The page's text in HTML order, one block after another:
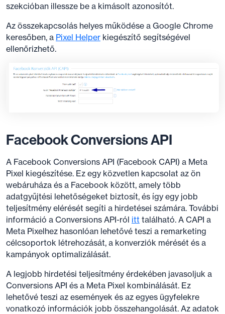
szekcióban illessze be a kimásolt azonosítót.
Az összekapcsolás helyes működése a Google Chrome
keresőben, a Pixel Helper kiegészítő segítségével
ellenőrizhető.
Facebook Conversions API
A Facebook Conversions API (Facebook CAPI) a Meta
Pixel kiegészítése. Ez egy közvetlen kapcsolat az ön
webáruháza és a Facebook között, amely több
adatgyűjtési lehetőségeket biztosít, és így egy jobb
teljesítmény elérését segíti a hirdetései számára. További
információ a Conversions API-ról itt található. A CAPI a
Meta Pixelhez hasonlóan lehetővé teszi a remarketing
célcsoportok létrehozását, a konverziók mérését és a
kampányok optimalizálását.
A legjobb hirdetési teljesítmény érdekében javasoljuk a
Conversions API és a Meta Pixel kombinálását. Ez
lehetővé teszi az események és az egyes ügyfelekre
vonatkozó információk jobb összehangolását. Az adatok